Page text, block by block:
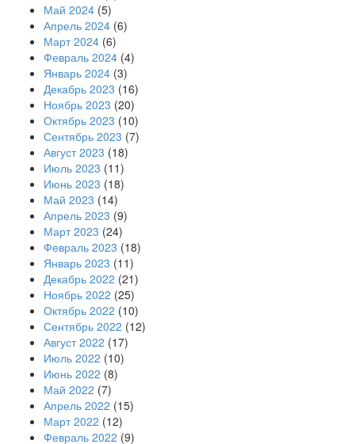
Май 2024 (5)
Апрель 2024 (6)
Март 2024 (6)
Февраль 2024 (4)
Январь 2024 (3)
Декабрь 2023 (16)
Ноябрь 2023 (20)
Октябрь 2023 (10)
Сентябрь 2023 (7)
Август 2023 (18)
Июль 2023 (11)
Июнь 2023 (18)
Май 2023 (14)
Апрель 2023 (9)
Март 2023 (24)
Февраль 2023 (18)
Январь 2023 (11)
Декабрь 2022 (21)
Ноябрь 2022 (25)
Октябрь 2022 (10)
Сентябрь 2022 (12)
Август 2022 (17)
Июль 2022 (10)
Июнь 2022 (8)
Май 2022 (7)
Апрель 2022 (15)
Март 2022 (12)
Февраль 2022 (9)